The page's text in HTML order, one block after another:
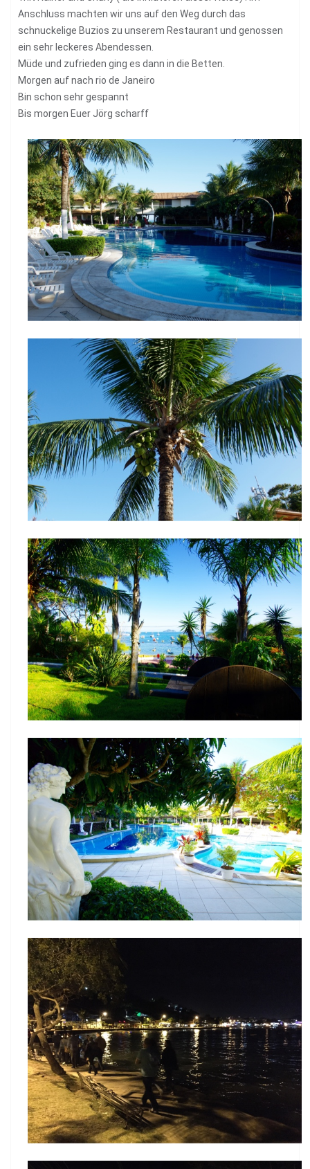
Anschluss machten wir uns auf den Weg durch das
schnuckelige Buzios zu unserem Restaurant und genossen
ein sehr leckeres Abendessen.
Müde und zufrieden ging es dann in die Betten.
Morgen auf nach rio de Janeiro
Bin schon sehr gespannt
Bis morgen Euer Jörg scharff